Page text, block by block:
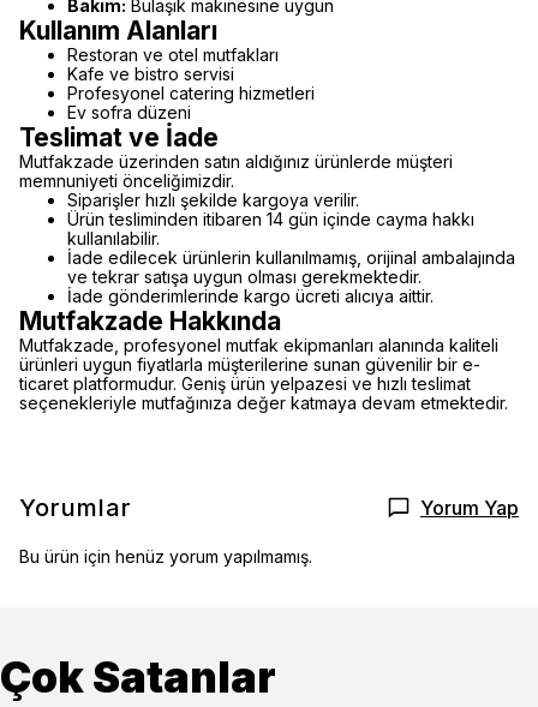
Bakım: Bulaşık makinesine uygun
Kullanım Alanları
Restoran ve otel mutfakları
Kafe ve bistro servisi
Profesyonel catering hizmetleri
Ev sofra düzeni
Teslimat ve İade
Mutfakzade üzerinden satın aldığınız ürünlerde müşteri
memnuniyeti önceliğimizdir.
Siparişler hızlı şekilde kargoya verilir.
Ürün tesliminden itibaren 14 gün içinde cayma hakkı
kullanılabilir.
İade edilecek ürünlerin kullanılmamış, orijinal ambalajında
ve tekrar satışa uygun olması gerekmektedir.
İade gönderimlerinde kargo ücreti alıcıya aittir.
Mutfakzade Hakkında
Mutfakzade, profesyonel mutfak ekipmanları alanında kaliteli
ürünleri uygun fiyatlarla müşterilerine sunan güvenilir bir e-
ticaret platformudur. Geniş ürün yelpazesi ve hızlı teslimat
seçenekleriyle mutfağınıza değer katmaya devam etmektedir.
Yorumlar Yorum Yap
Bu ürün için henüz yorum yapılmamış.
Çok Satanlar